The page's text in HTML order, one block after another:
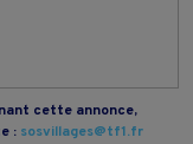
cette annonce,
: sosvillages@tf1.fr